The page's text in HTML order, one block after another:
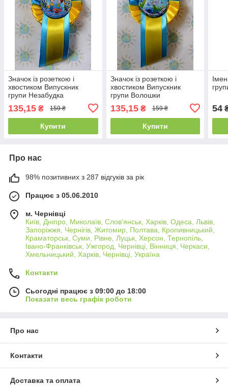
Значок із розеткою і
хвостиком Випускник
групи Незабудка
135,15 ₴ 159 ₴
Купити
Значок із розеткою і
хвостиком Випускник
групи Волошки
135,15₴ 159 ₴
Купити
54
Про нас
98% позитивних з 287 відгуків за рік
Працює з 05.06.2010
м. Чернівці
Київ, Дніпро, Миколаїв, Слов'янськ, Харків, Одеса, Львів,
Запоріжжя, Чернігів, Житомир, Полтава, Кропивницький,
Краматорськ, Суми, Рівне, Луцьк, Херсон, Тернопіль,
Івано-Франківськ, Ужгород, Чернівці, Вінниця, Черкаси,
Хмельницький, Харків, Чернівці, Україна
Контакти
Сьогодні працює з 09:00 до 18:00
Показати весь графік роботи
Про нас
Контакти
Доставка та оплата